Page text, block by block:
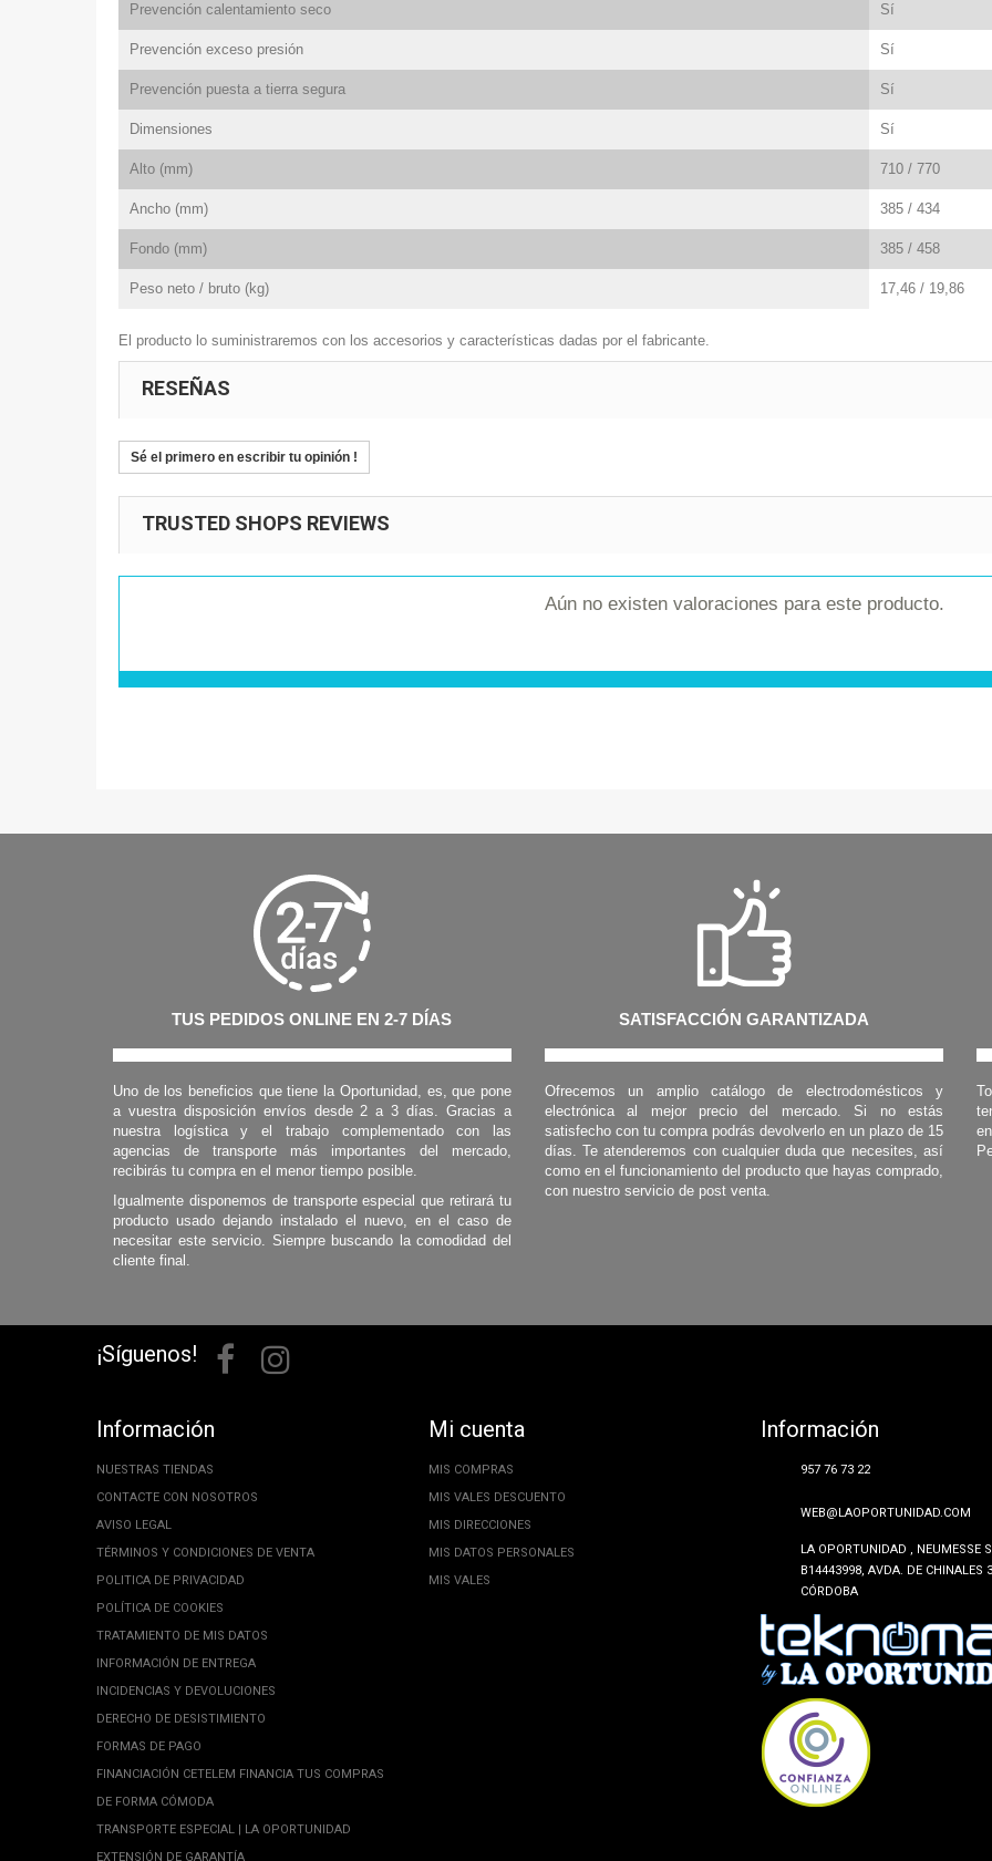
Prevención calentamiento seco Sí
Prevención exceso presión Sí
Prevención puesta a tierra segura Sí
Dimensiones Sí
Alto (mm) 710 / 770
Ancho (mm) 385 / 434
Fondo (mm) 385 / 458
Peso neto / bruto (kg) 17,46 / 19,86
El producto lo suministraremos con los accesorios y características dadas por el fabricante.
RESEÑAS
Sé el primero en escribir tu opinión !
TRUSTED SHOPS REVIEWS
Aún no existen valoraciones para este producto.
TUS PEDIDOS ONLINE EN 2-7 DÍAS
Uno de los beneficios que tiene la Oportunidad, es, que pone
a vuestra disposición envíos desde 2 a 3 días. Gracias a
nuestra logística y el trabajo complementado con las
agencias de transporte más importantes del mercado,
recibirás tu compra en el menor tiempo posible.
Igualmente disponemos de transporte especial que retirará tu
producto usado dejando instalado el nuevo, en el caso de
necesitar este servicio. Siempre buscando la comodidad del
cliente final.
SATISFACCIÓN GARANTIZADA
Ofrecemos un amplio catálogo de electrodomésticos y
electrónica al mejor precio del mercado. Si no estás
satisfecho con tu compra podrás devolverlo en un plazo de 15
días. Te atenderemos con cualquier duda que necesites, así
como en el funcionamiento del producto que hayas comprado,
con nuestro servicio de post venta.
¡Síguenos!
Información
NUESTRAS TIENDAS
CONTACTE CON NOSOTROS
AVISO LEGAL
TÉRMINOS Y CONDICIONES DE VENTA
POLITICA DE PRIVACIDAD
POLÍTICA DE COOKIES
TRATAMIENTO DE MIS DATOS
INFORMACIÓN DE ENTREGA
INCIDENCIAS Y DEVOLUCIONES
DERECHO DE DESISTIMIENTO
FORMAS DE PAGO
FINANCIACIÓN CETELEM FINANCIA TUS COMPRAS
DE FORMA CÓMODA
TRANSPORTE ESPECIAL | LA OPORTUNIDAD
EXTENSIÓN DE GARANTÍA
Mi cuenta
MIS COMPRAS
MIS VALES DESCUENTO
MIS DIRECCIONES
MIS DATOS PERSONALES
MIS VALES
Información
957 76 73 22
WEB@LAOPORTUNIDAD.COM
LA OPORTUNIDAD , NEUMESSE
B14443998, AVDA. DE CHINALES
CÓRDOBA